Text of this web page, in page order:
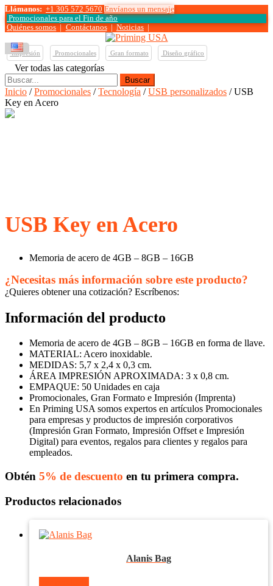
Llámanos: +1 305 572 5670 Envíanos un mensaje
Promocionales para elFin de año
Quiénes somos
Contáctanos Noticias
Impresión Promocionales Gran formato Diseño gráfico
Ver todas las categorías
Buscar:
Inicio /Promocionales /Tecnología /USB personalizados / USB
Key en Acero
USB Key en Acero
Memoria de acero de 4GB – 8GB – 16GB
¿Necesitas más información sobre este producto?
¿Quieres obtener una cotización? Escríbenos:
Información del producto
Memoria de acero de 4GB – 8GB – 16GB en forma de llave.
MATERIAL: Acero inoxidable.
MEDIDAS: 5,7 x 2,4 x 0,3 cm.
ÁREA IMPRESIÓN APROXIMADA: 3 x 0,8 cm.
EMPAQUE: 50 Unidades en caja
Promocionales, Gran Formato e Impresión (Imprenta)
En Priming USA somos expertos en artículos Promocionales
para empresas y productos de impresión corporativos
(Impresión Gran Formato, Impresión Offset e Impresión
Digital) para eventos, regalos para clientes y regalos para
empleados.
Obtén 5% de descuento en tu primera compra.
Productos relacionados
Alanis Bag